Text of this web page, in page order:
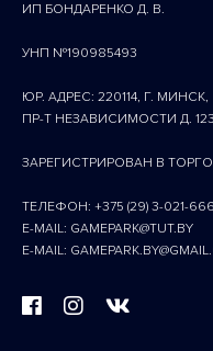
ИП БОНДАРЕНКО Д. В.
УНП №190985493
ЮР. АДРЕС: 220114, Г. МИНСК,
ПР-Т НЕЗАВИСИМОСТИ Д.
ЗАРЕГИСТРИРОВАН В
ТЕЛЕФОН: +375 (29) 3-021-666
E-MAIL: GAMEPARK@TUT.BY
E-MAIL: